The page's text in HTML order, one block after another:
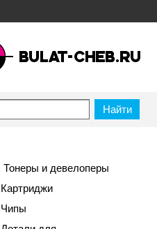
для копировально-
Тонеры и девелоперы